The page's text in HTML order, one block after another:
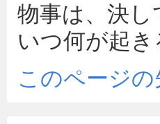
物事は、決
いつ何が起
このページの